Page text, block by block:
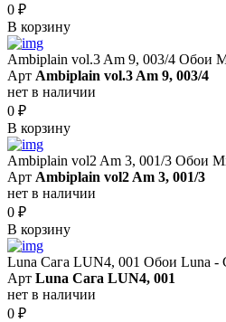
0 ₽
В корзину
Ambiplain vol.3 Am 9, 003/4 Обои
Арт Ambiplain vol.3 Am 9, 003/4
нет в наличии
0 ₽
В корзину
Ambiplain vol2 Am 3, 001/3 Обои
Арт Ambiplain vol2 Am 3, 001/3
нет в наличии
0 ₽
В корзину
Luna Сага LUN4, 001 Обои Luna -
Арт Luna Сага LUN4, 001
нет в наличии
0 ₽